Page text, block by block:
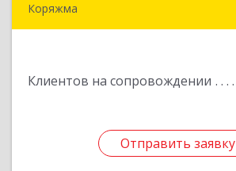
Коряжма
Клиентов на сопровождении
Отправить заявку
Отправить заявку